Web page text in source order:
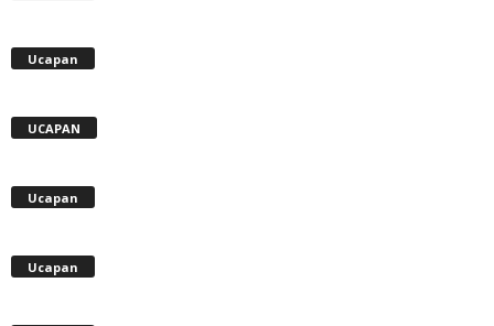
Ucapan
UCAPAN
Ucapan
Ucapan